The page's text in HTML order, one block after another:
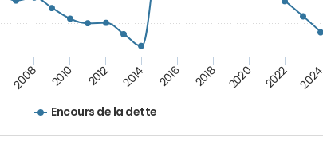
Encours de la dette
2008 2010 2012 2014 2016 2018 2020 2022 2024